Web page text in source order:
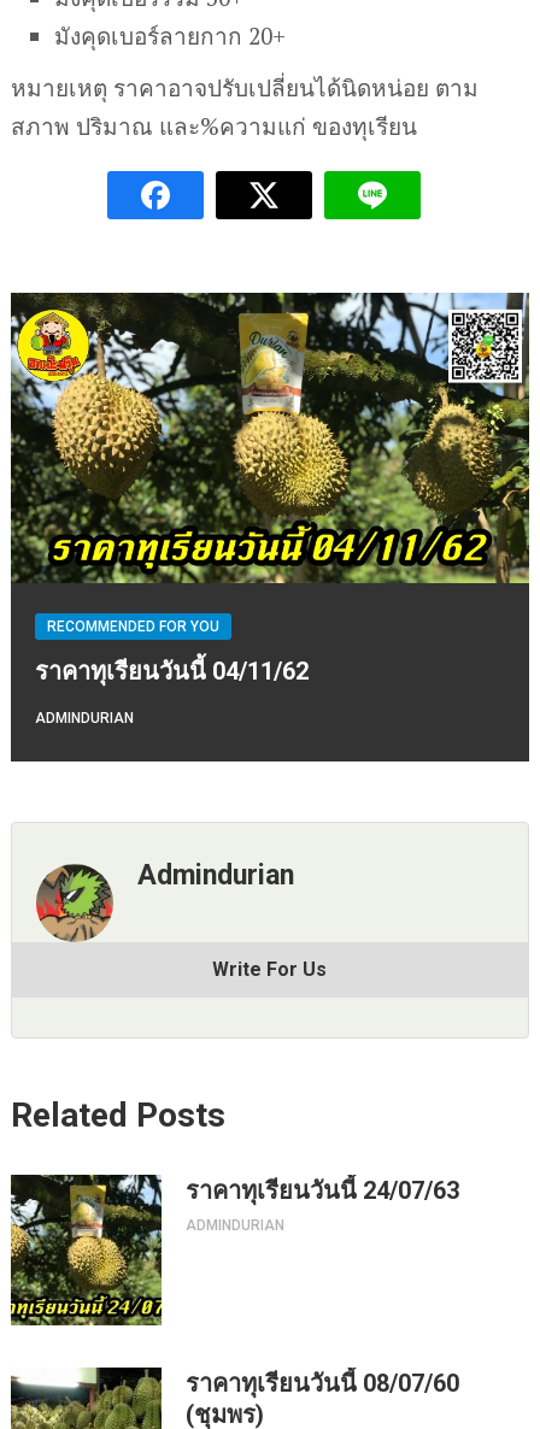
มังคุดเบอร์ลายกาก 20+
หมายเหตุ ราคาอาจปรับเปลี่ยนได้นิดหน่อย ตาม
สภาพ ปริมาณ และ%ความแก่ ของทุเรียน
RECOMMENDED FOR YOU
ราคาทุเรียนวันนี้ 04/11/62
ADMINDURIAN
Admindurian
Write For Us
Related Posts
ราคาทุเรียนวันนี้ 24/07/63
ADMINDURIAN
ราคาทุเรียนวันนี้ 08/07/60
(ชุมพร)